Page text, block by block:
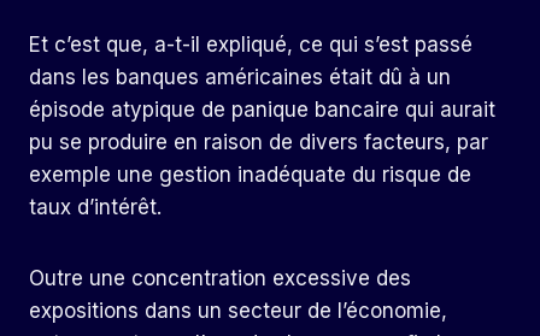
Et c’est que, a-t-il expliqué, ce qui s’est passé
dans les banques américaines était dû à un
épisode atypique de panique bancaire qui aurait
pu se produire en raison de divers facteurs, par
exemple une gestion inadéquate du risque de
taux d’intérêt.
Outre une concentration excessive des
expositions dans un secteur de l’économie,